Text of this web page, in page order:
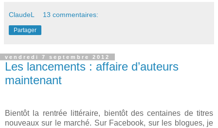
ClaudeL 13 commentaires:
Partager
vendredi 7 septembre 2012
Les lancements : affaire d’auteurs
maintenant
Bientôt la rentrée littéraire, bientôt des centaines de titres
nouveaux sur le marché. Sur Facebook, sur les blogues, je